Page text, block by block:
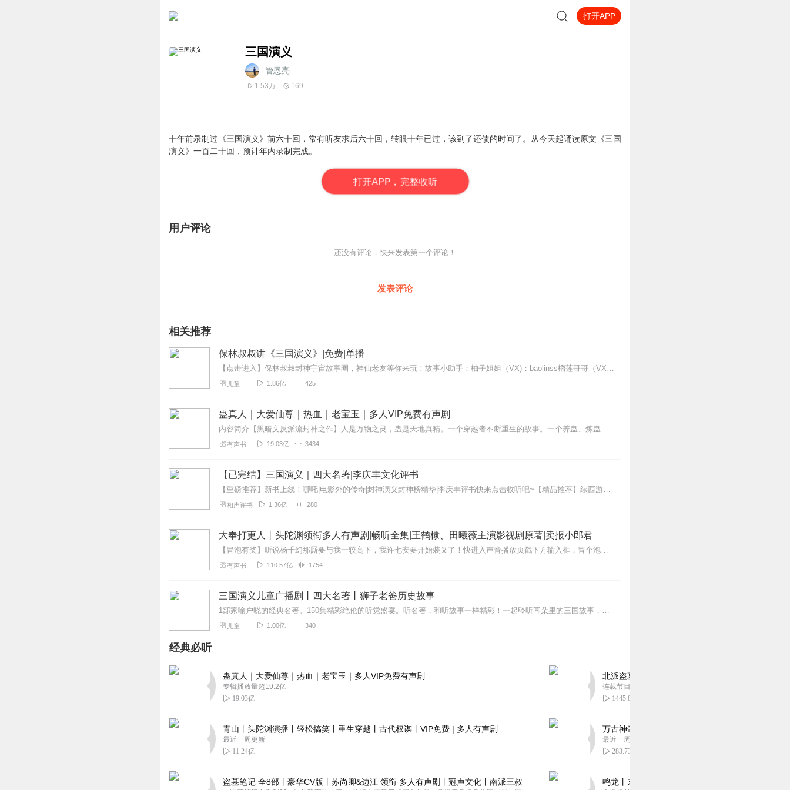
打开APP
三国演义
管恩亮
1.53万 169
十年前录制过《三国演义》前六十回，常有听友求后六十回，转眼十年已过，该到了还债的时间了。从今天起诵读原文《三国
演义》一百二十回，预计年内录制完成。
打开APP，完整收听
用户评论
还没有评论，快来发表第一个评论！
发表评论
相关推荐
保林叔叔讲《三国演义》|免费|单播
【点击进入】保林叔叔封神宇宙故事圈，神仙老友等你来玩！故事小助手：柚子姐姐（VX)：baolinss榴莲哥哥（VX)：baolinss168保林叔叔神话故事系...
儿童 1.86亿 425
蛊真人｜大爱仙尊｜热血｜老宝玉｜多人VIP免费有声剧
内容简介【黑暗文反派流封神之作】人是万物之灵，蛊是天地真精。一个穿越者不断重生的故事。一个养蛊、炼蛊、用蛊的奇特世界。配音组（男角色）老宝玉旁白...
有声书 19.03亿 3434
【已完结】三国演义｜四大名著|李庆丰文化评书
【重磅推荐】新书上线！哪吒|电影外的传奇|封神演义封神榜精华|李庆丰评书快来点击收听吧~【精品推荐】续西游记（李庆丰文化评书）明朝那些事儿（李庆丰文化评书）...
相声评书 1.36亿 280
大奉打更人丨头陀渊领衔多人有声剧|畅听全集|王鹤棣、田曦薇主演影视剧原著|卖报小郎君
【冒泡有奖】听说杨千幻那厮要与我一较高下，我许七安要开始装叉了！快进入声音播放页戳下方输入框，冒个泡偷偷告诉我，我要用哪些诗词才能胜过他？说得好的，有赏！202...
有声书 110.57亿 1754
三国演义儿童广播剧丨四大名著丨狮子老爸历史故事
1部家喻户晓的经典名著。150集精彩绝伦的听觉盛宴。听名著，和听故事一样精彩！一起聆听耳朵里的三国故事，感悟中华经典！
儿童 1.00亿 340
经典必听
蛊真人｜大爱仙尊｜热血｜老宝玉｜多人VIP免费有声剧
专辑播放量超19.2亿
19.03亿
青山丨头陀渊演播丨轻松搞笑丨重生穿越丨古代权谋丨VIP免费 | 多人有声剧
最近一周更新
11.24亿
盗墓笔记 全8部丨豪华CV版丨苏尚卿&边江 领衔 多人有声剧丨冠声文化丨南派三叔
北派盗墓笔记丨头陀渊出品丨悬疑灵异丨摸金校尉
连载节目超四百集
1445.81万
万古神帝丨玄幻丨热血丨紫襟团队演播丨多人有声
最近一周更新
283.73万
鸣龙丨东方玄幻丨紫襟团队丨轻松搞笑丨多人有声